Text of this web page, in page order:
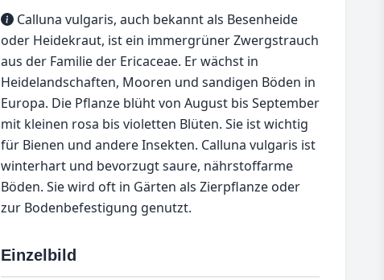
Calluna vulgaris, auch bekannt als Besenheide
oder Heidekraut, ist ein immergrüner Zwergstrauch
aus der Familie der Ericaceae. Er wächst in
Heidelandschaften, Mooren und sandigen Böden in
Europa. Die Pflanze blüht von August bis September
mit kleinen rosa bis violetten Blüten. Sie ist wichtig
für Bienen und andere Insekten. Calluna vulgaris ist
winterhart und bevorzugt saure, nährstoffarme
Böden. Sie wird oft in Gärten als Zierpflanze oder
zur Bodenbefestigung genutzt.
Einzelbild